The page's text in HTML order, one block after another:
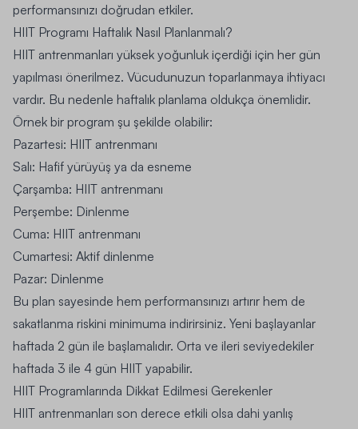
performansınızı doğrudan etkiler.
HIIT Programı Haftalık Nasıl Planlanmalı?
HIIT antrenmanları yüksek yoğunluk içerdiği için her gün
yapılması önerilmez. Vücudunuzun toparlanmaya ihtiyacı
vardır. Bu nedenle haftalık planlama oldukça önemlidir.
Örnek bir program şu şekilde olabilir:
Pazartesi: HIIT antrenmanı
Salı: Hafif yürüyüş ya da esneme
Çarşamba: HIIT antrenmanı
Perşembe: Dinlenme
Cuma: HIIT antrenmanı
Cumartesi: Aktif dinlenme
Pazar: Dinlenme
Bu plan sayesinde hem performansınızı artırır hem de
sakatlanma riskini minimuma indirirsiniz. Yeni başlayanlar
haftada 2 gün ile başlamalıdır. Orta ve ileri seviyedekiler
haftada 3 ile 4 gün HIIT yapabilir.
HIIT Programlarında Dikkat Edilmesi Gerekenler
HIIT antrenmanları son derece etkili olsa dahi yanlış